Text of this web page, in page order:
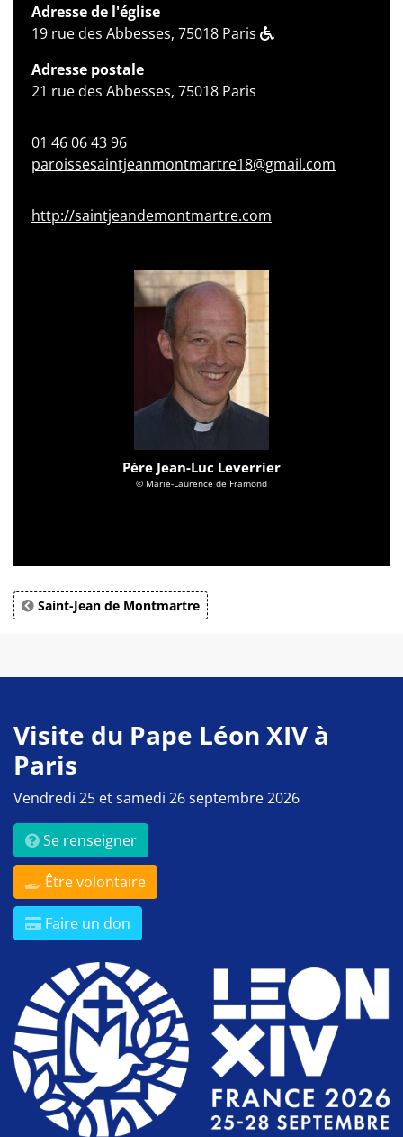
Adresse de l'église
19 rue des Abbesses, 75018 Paris
Adresse postale
21 rue des Abbesses, 75018 Paris
01 46 06 43 96
paroissesaintjeanmontmartre18@gmail.com
http://saintjeandemontmartre.com
Père Jean-Luc Leverrier
© Marie-Laurence de Framond
Saint-Jean de Montmartre
Visite du Pape Léon XIV à
Paris
Vendredi 25 et samedi 26 septembre 2026
Se renseigner
Être volontaire
Faire un don